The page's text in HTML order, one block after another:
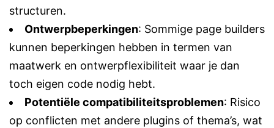
structuren.
Ontwerpbeperkingen: Sommige page builders
kunnen beperkingen hebben in termen van
maatwerk en ontwerpflexibiliteit waar je dan
toch eigen code nodig hebt.
Potentiële compatibiliteitsproblemen: Risico
op conflicten met andere plugins of thema’s, wat